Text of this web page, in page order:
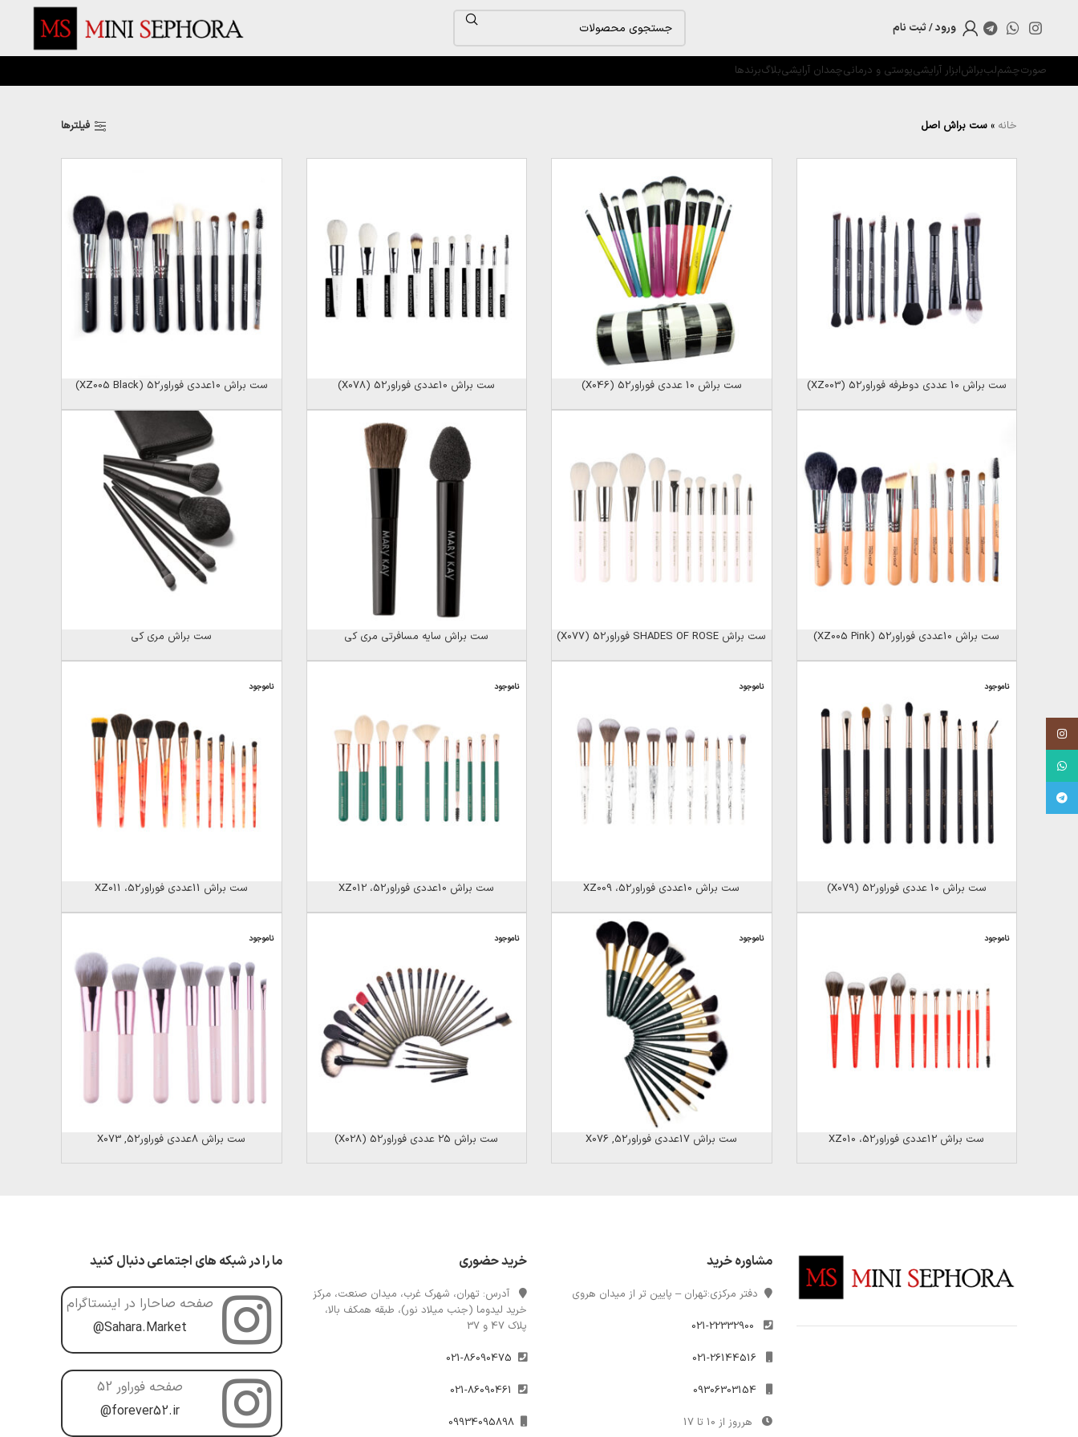
ورود / ثبت نام
صورتچشملببراشابزار آرایشیپوستی و درمانیچمدان آرایشیبلاگبرندها
خانه » ست براش اصل فیلترها
ست براش 10 عددی دوطرفه فوراور52 (XZ003) ست براش 10 عددی فوراور52 (X046) ست براش 10عددی فوراور52 (X078) ست براش 10عددی فوراور52 (XZ005 Black)
ست براش 10عددی فوراور52 (XZ005 Pink) ست براش SHADES OF ROSE فوراور52 (X077) ست براش سایه مسافرتی مری کی ست براش مری کی
ناموجود
ست براش 10 عددی فوراور52 (X079)
ناموجود
ست براش 10عددی فوراور52، XZ009
ناموجود
ست براش 10عددی فوراور52، XZ012
ناموجود
ست براش 11عددی فوراور52، XZ011
ناموجود
ست براش 12عددی فوراور52، XZ010
ناموجود
ست براش 17عددی فوراور52, X076
ناموجود
ست براش 25 عددی فوراور52 (X028)
ناموجود
ست براش 8عددی فوراور52, X073
مشاوره خرید
دفتر مرکزی:تهران – پایین تر از میدان هروی
021-22332900
021-26144516
هرروز از 10 تا 17
خرید حضوری
آدرس: تهران، شهرک غرب، میدان صنعت، مرکز
خرید لیدوما (جنب میلاد نور)، طبقه همکف بالا،
پلاک 47 و 37
ما را در شبکه های اجتماعی دنبال کنید
صفحه صاحارا در اینستاگرام
@Sahara.Market
صفحه فوراور 52
@forever52.ir
Instagram
WhatsApp